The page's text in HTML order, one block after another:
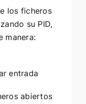
los ficheros
su PID,
manera:
entrada
abiertos